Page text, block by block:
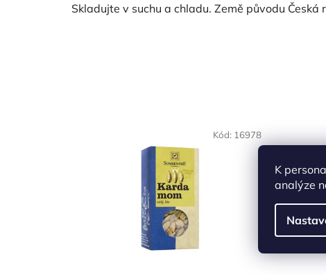
K
analýze
Skladujte v suchu a chladu. Země původu Česká
Kód: 16978